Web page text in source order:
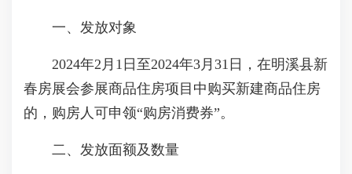
一、发放对象
2024年2月1日至2024年3月31日，在明溪县新
春房展会参展商品住房项目中购买新建商品住房
的，购房人可申领“购房消费券”。
二、发放面额及数量